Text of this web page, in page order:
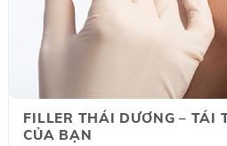
FILLER THÁI DƯƠNG – TÁI
CỦA BẠN